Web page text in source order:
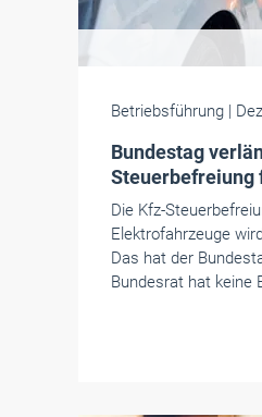
Betriebsführung |
Bundestag
Steuerbefreiung
Die Kfz-
Elektrofahrzeuge
Das hat der
Bundesrat hat keine